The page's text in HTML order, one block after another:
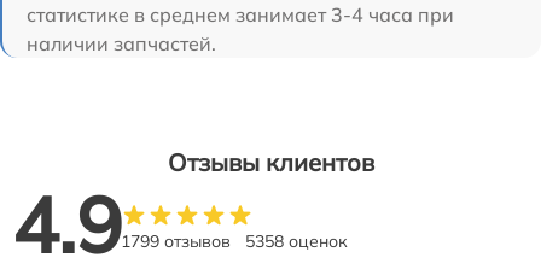
статистике в среднем занимает 3-4 часа при
наличии запчастей.
Отзывы клиентов
4.91799 отзывов 5358 оценок